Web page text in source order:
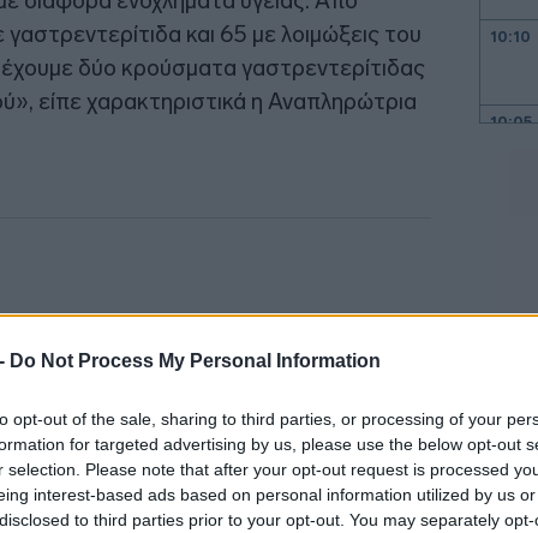
Do Not Process My Personal Information
opt-out of the sale, sharing to third parties, or processing of your
for targeted advertising by us, please use the below opt-out
selection. Please note that after your opt-out request is processed
interest-based ads based on personal information utilized by us
to third parties prior to your opt-out. You may separately
και 65 με λοιμώξεις του
δύο κρούσματα γαστρεντερίτιδας
είπε χαρακτηριστικά η Αναπληρώτρια
10:10
10:05
09:24
09:14